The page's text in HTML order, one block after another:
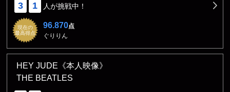
3 1 人が挑戦中！
現在の
最高得点
96.870点
ぐりりん
HEY JUDE《本人映像》
THE BEATLES